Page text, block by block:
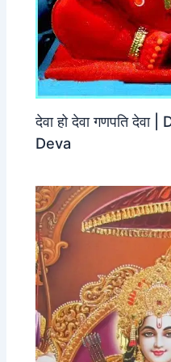
देवा हो देवा गणपति
Deva